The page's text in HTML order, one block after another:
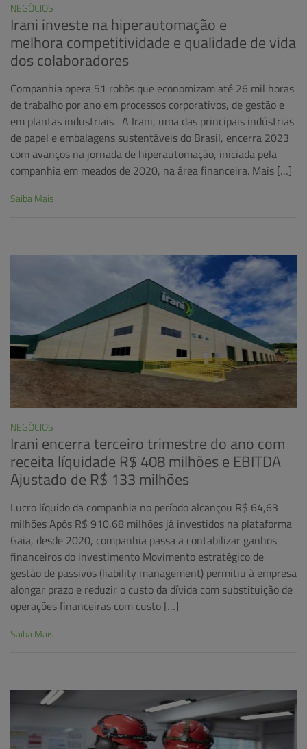
NEGÓCIOS
Irani investe na hiperautomação e
melhora competitividade e qualidade de vida
dos colaboradores
Companhia opera 51 robôs que economizam até 26 mil horas
de trabalho por ano em processos corporativos, de gestão e
em plantas industriais A Irani, uma das principais indústrias
de papel e embalagens sustentáveis do Brasil, encerra 2023
com avanços na jornada de hiperautomação, iniciada pela
companhia em meados de 2020, na área financeira. Mais […]
Saiba Mais
NEGÓCIOS
Irani encerra terceiro trimestre do ano com
receita líquidade R$ 408 milhões e EBITDA
Ajustado de R$ 133 milhões
Lucro líquido da companhia no período alcançou R$ 64,63
milhões Após R$ 910,68 milhões já investidos na plataforma
Gaia, desde 2020, companhia passa a contabilizar ganhos
financeiros do investimento Movimento estratégico de
gestão de passivos (liability management) permitiu à empresa
alongar prazo e reduzir o custo da dívida com substituição de
operações financeiras com custo […]
Saiba Mais